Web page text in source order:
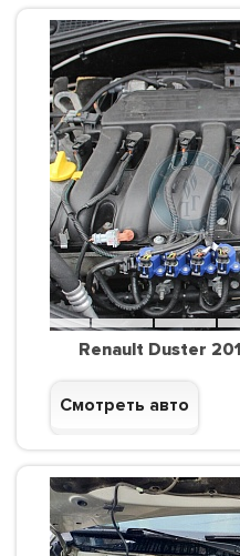
Renault Duster
Смотреть авто